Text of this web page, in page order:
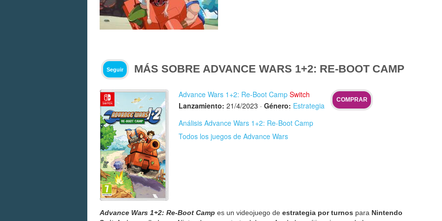
Seguir MÁS SOBRE ADVANCE WARS 1+2: RE-BOOT CAMP
Advance Wars 1+2: Re-Boot Camp Switch
Lanzamiento: 21/4/2023 · Género: Estrategia
COMPRAR
Análisis Advance Wars 1+2: Re-Boot Camp
Todos los juegos de Advance Wars
Advance Wars 1+2: Re-Boot Camp es un videojuego de estrategia por turnos para Nintendo